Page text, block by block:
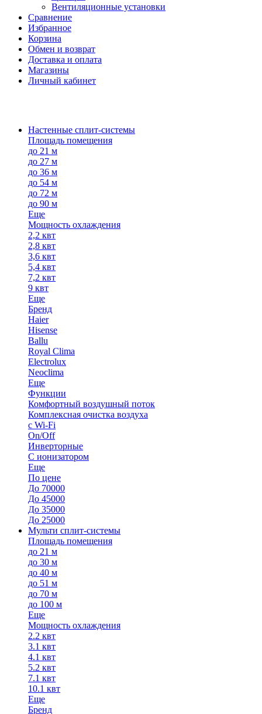
Вентиляционные установки
Сравнение
Избранное
Корзина
Обмен и возврат
Доставка и оплата
Магазины
Личный кабинет
Настенные сплит-системы
Площадь помещения
до 21 м
до 27 м
до 36 м
до 54 м
до 72 м
до 90 м
Еще
Мощность охлаждения
2,2 квт
2,8 квт
3,6 квт
5,4 квт
7,2 квт
9 квт
Еще
Бренд
Haier
Hisense
Ballu
Royal Clima
Electrolux
Neoclima
Еще
Функции
Комфортный воздушный поток
Комплексная очистка воздуха
с Wi-Fi
On/Off
Инверторные
С ионизатором
Еще
По цене
До 70000
До 45000
До 35000
До 25000
Мульти сплит-системы
Площадь помещения
до 21 м
до 30 м
до 40 м
до 51 м
до 70 м
до 100 м
Еще
Мощность охлаждения
2.2 квт
3.1 квт
4.1 квт
5.2 квт
7.1 квт
10.1 квт
Еще
Бренд